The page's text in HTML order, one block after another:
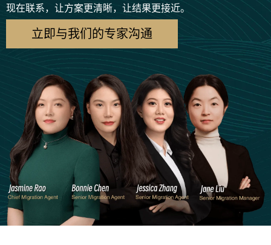
现在联系，让方案更清晰，让结果更接近。
立即与我们的专家沟通